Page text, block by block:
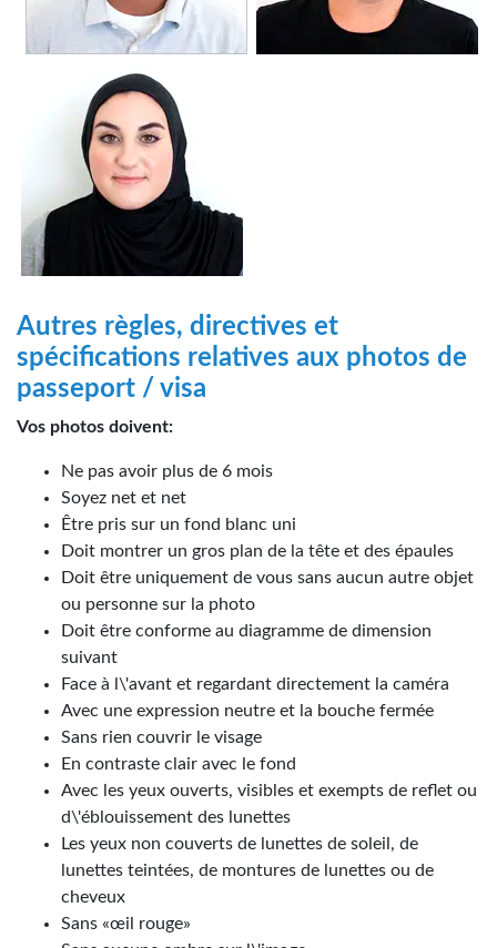
Autres règles, directives et
spécifications relatives aux photos de
passeport / visa
Vos photos doivent:
Ne pas avoir plus de 6 mois
Soyez net et net
Être pris sur un fond blanc uni
Doit montrer un gros plan de la tête et des épaules
Doit être uniquement de vous sans aucun autre objet
ou personne sur la photo
Doit être conforme au diagramme de dimension
suivant
Face à l\'avant et regardant directement la caméra
Avec une expression neutre et la bouche fermée
Sans rien couvrir le visage
En contraste clair avec le fond
Avec les yeux ouverts, visibles et exempts de reflet ou
d\'éblouissement des lunettes
Les yeux non couverts de lunettes de soleil, de
lunettes teintées, de montures de lunettes ou de
cheveux
Sans «œil rouge»